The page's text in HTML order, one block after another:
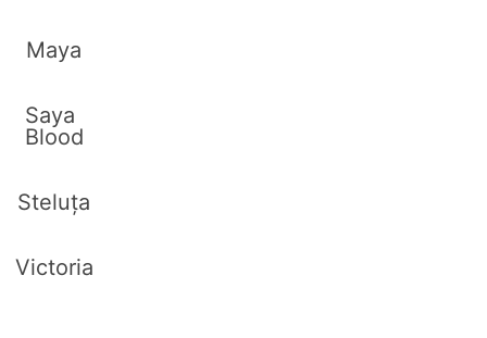
Maya
Saya
Blood
Steluța
Victoria